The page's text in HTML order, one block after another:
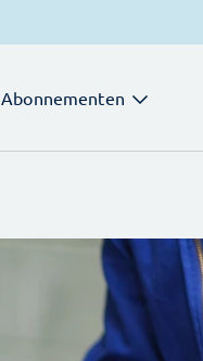
Abonnementen